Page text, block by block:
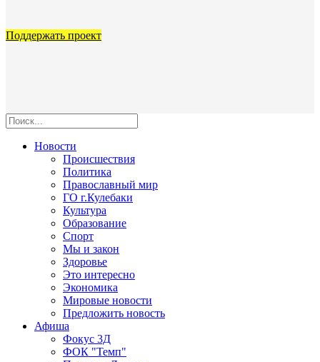
Поддержать проект
Новости
Происшествия
Политика
Православный мир
ГО г.Кулебаки
Культура
Образование
Спорт
Мы и закон
Здоровье
Это интересно
Экономика
Мировые новости
Предложить новость
Афиша
Фокус 3Д
ФОК "Темп"